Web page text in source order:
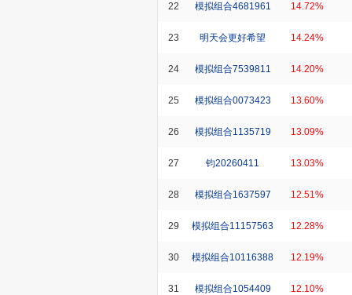
22 模拟组合4681961 14.72%
23 明天会更好希望 14.24%
24 模拟组合7539811 14.20%
25 模拟组合0073423 13.60%
26 模拟组合1135719 13.09%
27 钧20260411 13.03%
28 模拟组合1637597 12.51%
29 模拟组合11157563 12.28%
30 模拟组合10116388 12.19%
31 模拟组合1054409 12.10%